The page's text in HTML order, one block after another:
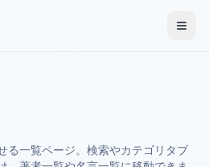
る一覧ページ。検索やカテゴリタブ